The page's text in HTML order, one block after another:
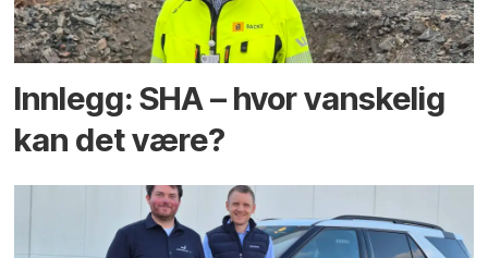
Innlegg: SHA – hvor vanskelig
kan det være?